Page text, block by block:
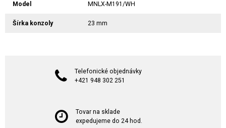
Model MNLX-M191/WH
Šírka konzoly 23 mm
Telefonické objednávky
+421 948 302 251
Tovar na sklade
expedujeme do 24 hod.